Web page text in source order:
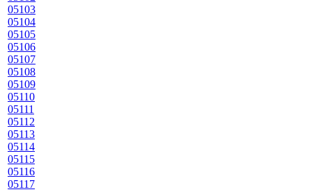
05103
05104
05105
05106
05107
05108
05109
05110
05111
05112
05113
05114
05115
05116
05117